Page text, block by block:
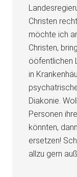
Christen
möchte ich
Christen,
ööfentlichen
in
Diakonie.
Personen
könnten,
ersetzen!
allzu gern